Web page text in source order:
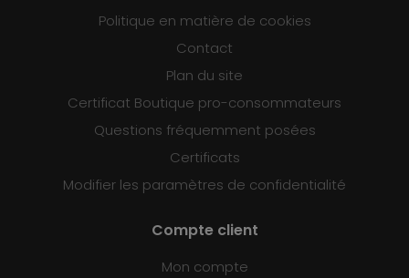
Politique en matière de cookies
Contact
Plan du site
Certificat Boutique pro-consommateurs
Questions fréquemment posées
Certificats
Modifier les paramètres de confidentialité
Compte client
Mon compte